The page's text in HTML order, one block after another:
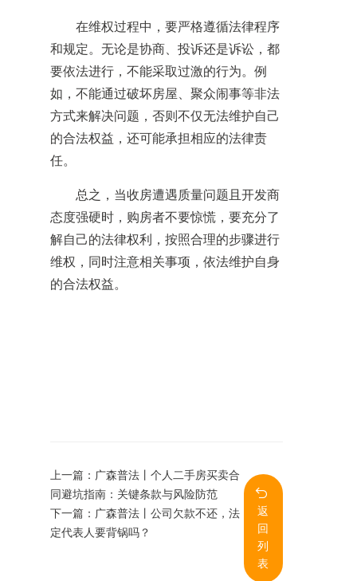
在维权过程中，要严格遵循法律程序
和规定。无论是协商、投诉还是诉讼，都
要依法进行，不能采取过激的行为。例
如，不能通过破坏房屋、聚众闹事等非法
方式来解决问题，否则不仅无法维护自己
的合法权益，还可能承担相应的法律责
任。
总之，当收房遭遇质量问题且开发商
态度强硬时，购房者不要惊慌，要充分了
解自己的法律权利，按照合理的步骤进行
维权，同时注意相关事项，依法维护自身
的合法权益。
上一篇： 广森普法丨个人二手房买卖合
同避坑指南：关键条款与风险防范
下一篇： 广森普法丨公司欠款不还，法
定代表人要背锅吗？
返
回
列
表